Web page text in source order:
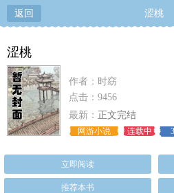
返回 涩桃
涩桃
作者：时窈
点击：9456
最新： 正文完结
网游小说 连载中
立即阅读
推荐本书